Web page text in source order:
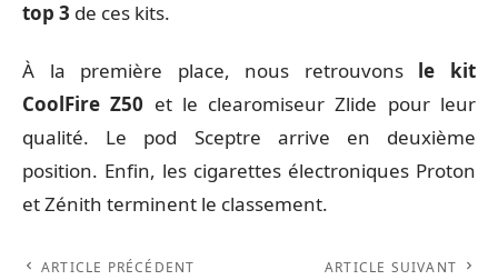
top 3 de ces kits.
À la première place, nous retrouvons le kit
CoolFire Z50 et le clearomiseur Zlide pour leur
qualité. Le pod Sceptre arrive en deuxième
position. Enfin, les cigarettes électroniques Proton
et Zénith terminent le classement.
ARTICLE PRÉCÉDENT ARTICLE SUIVANT